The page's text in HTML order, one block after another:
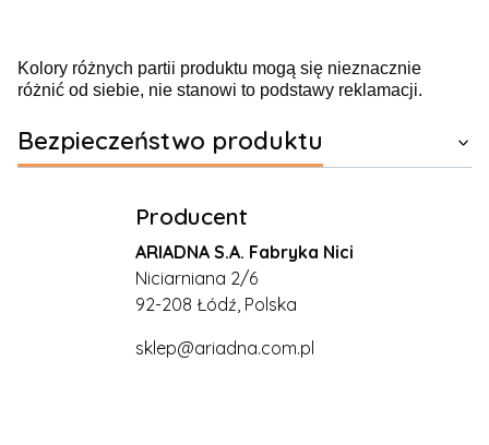
Kolory różnych partii produktu mogą się nieznacznie
różnić od siebie, nie stanowi to podstawy reklamacji.
Bezpieczeństwo produktu
Producent
ARIADNA S.A. Fabryka Nici
Niciarniana 2/6
92-208 Łódź, Polska
sklep@ariadna.com.pl